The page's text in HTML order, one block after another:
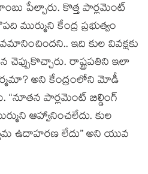
పేల్చారు. కొత్త పార్లమెంట్
ముర్ముని కేంద్ర ప్రభుత్వం
ఇది కుల వివక్షకు
రాష్ట్రపతిని ఇలా
అని కేంద్రంలోని మోడీ
పార్లమెంట్ బిల్డింగ్
ఆహ్వానించలేదు. కుల
ఉదాహరణ లేదు” అని యువ